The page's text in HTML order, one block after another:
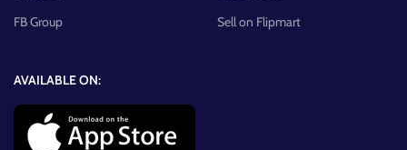
FB Group
Sell on Flipmart
AVAILABLE ON: